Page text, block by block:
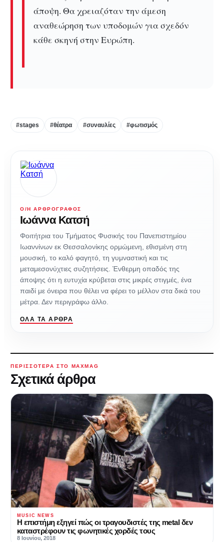
άποψη. Θα χρειαζόταν την άμεση
αναθεώρηση των υποδομών για σχεδόν
κάθε σκηνή στην Ευρώπη.
#stages #θέατρα #συναυλίες #φωτισμός
Ο/Η ΑΡΘΡΟΓΡΆΦΟΣ
Ιωάννα Κατσή
Φοιτήτρια του Τμήματος Φυσικής του Πανεπιστημίου
Ιωαννίνων εκ Θεσσαλονίκης ορμώμενη, εθισμένη στη
μουσική, το καλό φαγητό, τη γυμναστική και τις
μεταμεσονύχτιες συζητήσεις. Ένθερμη οπαδός της
άποψης ότι η ευτυχία κρύβεται στις μικρές στιγμές, ένα
παιδί με όνειρα που θέλει να φέρει το μέλλον στα δικά του
μέτρα. Δεν περιγράφω άλλο.
ΌΛΑ ΤΑ ΆΡΘΡΑ
ΠΕΡΙΣΣΌΤΕΡΑ ΣΤΟ MAXMAG
Σχετικά άρθρα
MUSIC NEWS
Η επιστήμη εξηγεί πώς οι τραγουδιστές της metal δεν
καταστρέφουν τις φωνητικές χορδές τους
8 Ιουνίου, 2018